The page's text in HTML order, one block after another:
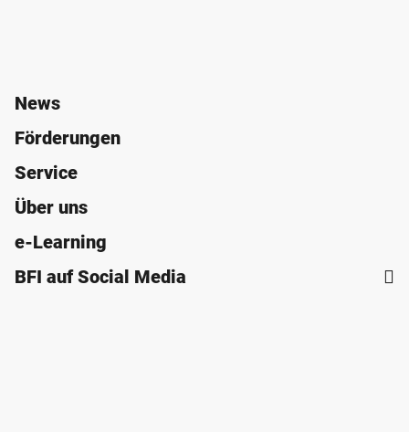
News
Förderungen
Service
Über uns
e-Learning
BFI auf Social Media